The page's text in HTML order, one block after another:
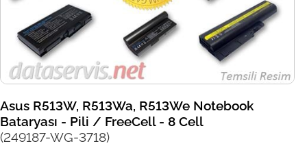
Asus R513W, R513Wa, R513We Notebook
Bataryası - Pili / FreeCell - 8 Cell
(249187-WG-3718)